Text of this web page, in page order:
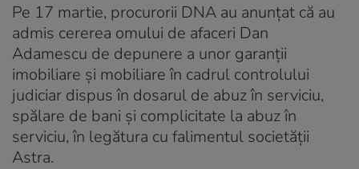
Pe 17 martie, procurorii DNA au anunţat că au
admis cererea omului de afaceri Dan
Adamescu de depunere a unor garanţii
imobiliare şi mobiliare în cadrul controlului
judiciar dispus în dosarul de abuz în serviciu,
spălare de bani şi complicitate la abuz în
serviciu, în legătura cu falimentul societăţii
Astra.